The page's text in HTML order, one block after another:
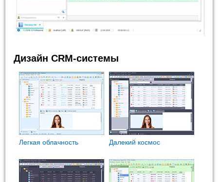
Дизайн CRM-системы
Легкая облачность Далекий космос